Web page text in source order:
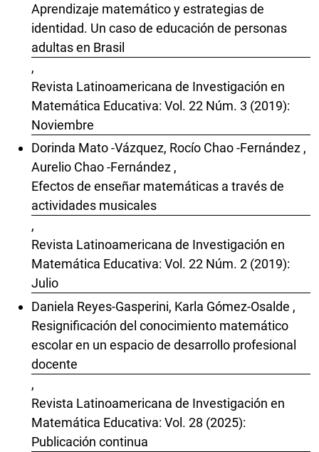
Aprendizaje matemático y estrategias de
identidad. Un caso de educación de personas
adultas en Brasil
,
Revista Latinoamericana de Investigación en
Matemática Educativa: Vol. 22 Núm. 3 (2019):
Noviembre
Dorinda Mato -Vázquez, Rocío Chao -Fernández ,
Aurelio Chao -Fernández ,
Efectos de enseñar matemáticas a través de
actividades musicales
,
Revista Latinoamericana de Investigación en
Matemática Educativa: Vol. 22 Núm. 2 (2019):
Julio
Daniela Reyes-Gasperini, Karla Gómez-Osalde ,
Resignificación del conocimiento matemático
escolar en un espacio de desarrollo profesional
docente
,
Revista Latinoamericana de Investigación en
Matemática Educativa: Vol. 28 (2025):
Publicación continua